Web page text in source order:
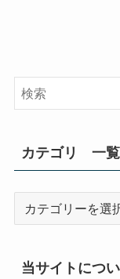
カテゴリ 一覧
リ
当サイトにつ